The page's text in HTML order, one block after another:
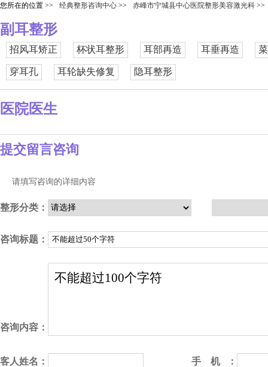
您所在的位置 >> 经典整形咨询中心 >> 赤峰市宁城县中心医院整形美容激光科 >>
副耳整形
招风耳矫正 杯状耳整形 耳部再造 耳垂再造
穿耳孔 耳轮缺失修复 隐耳整形
医院医生
提交留言咨询
请填写咨询的详细内容
整形分类：
咨询标题：
咨询内容：
客人姓名： 手 机 ：